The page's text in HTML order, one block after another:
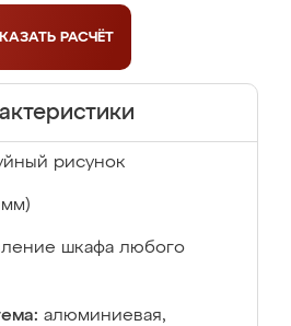
РАСЧЁТ
рисунок
мм)
шкафа любого
алюминиевая,